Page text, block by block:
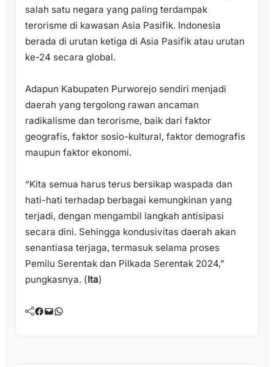
salah satu negara yang paling terdampak
terorisme di kawasan Asia Pasifik. Indonesia
berada di urutan ketiga di Asia Pasifik atau urutan
ke-24 secara global.
Adapun Kabupaten Purworejo sendiri menjadi
daerah yang tergolong rawan ancaman
radikalisme dan terorisme, baik dari faktor
geografis, faktor sosio-kultural, faktor demografis
maupun faktor ekonomi.
“Kita semua harus terus bersikap waspada dan
hati-hati terhadap berbagai kemungkinan yang
terjadi, dengan mengambil langkah antisipasi
secara dini. Sehingga kondusivitas daerah akan
senantiasa terjaga, termasuk selama proses
Pemilu Serentak dan Pilkada Serentak 2024,”
pungkasnya. (Ita)
Facebook Mail WhatsApp